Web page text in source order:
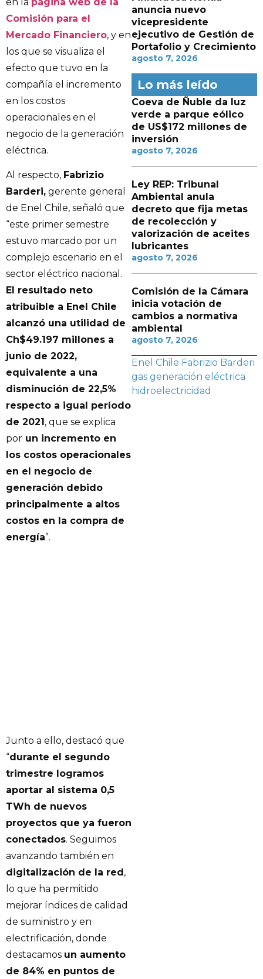
Comisión para el
Mercado Financiero, y en
los que se visualiza el
efecto que tuvo en la
compañía el incremento
en los costos
operacionales en el
negocio de la generación
eléctrica.
Al respecto, Fabrizio
Barderi, gerente general
de Enel Chile, señaló que
“este primer semestre
estuvo marcado por un
complejo escenario en el
sector eléctrico nacional.
El resultado neto
atribuible a Enel Chile
alcanzó una utilidad de
Ch$49.197 millones a
junio de 2022,
equivalente a una
disminución de 22,5%
respecto a igual período
de 2021 , que se explica
por un incremento en
los costos operacionales
en el negocio de
generación debido
principalmente a altos
costos en la compra de
energía”.
Junto a ello, destacó que
“durante el segundo
trimestre logramos
aportar al sistema 0,5
TWh de nuevos
proyectos que ya fueron
conectados. Seguimos
avanzando también en
digitalización de la red ,
lo que ha permitido
mejorar índices de calidad
de suministro y en
electrificación, donde
destacamos un aumento
de 84% en puntos de
anuncia nuevo
vicepresidente
ejecutivo de Gestión de
Portafolio y Crecimiento
agosto 7, 2026
Lo más leído
Coeva de Ñuble da luz
verde a parque eólico
de US$172 millones de
inversión
agosto 7, 2026
Ley REP: Tribunal
Ambiental anula
decreto que fija metas
de recolección y
valorización de aceites
lubricantes
agosto 7, 2026
Comisión de la Cámara
inicia votación de
cambios a normativa
ambiental
agosto 7, 2026
Enel Chile Fabrizio Barderi
gas generación eléctrica
hidroelectricidad